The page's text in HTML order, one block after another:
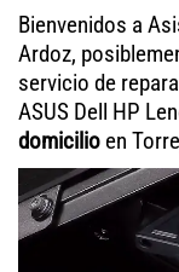
Bienvenidos a
Ardoz,
servicio de
ASUS Dell HP
domicilio en